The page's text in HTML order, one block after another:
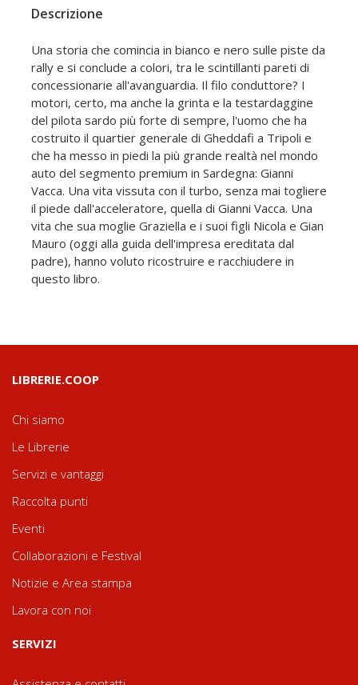
Descrizione
Una storia che comincia in bianco e nero sulle piste da
rally e si conclude a colori, tra le scintillanti pareti di
concessionarie all'avanguardia. Il filo conduttore? I
motori, certo, ma anche la grinta e la testardaggine
del pilota sardo più forte di sempre, l'uomo che ha
costruito il quartier generale di Gheddafi a Tripoli e
che ha messo in piedi la più grande realtà nel mondo
auto del segmento premium in Sardegna: Gianni
Vacca. Una vita vissuta con il turbo, senza mai togliere
il piede dall'acceleratore, quella di Gianni Vacca. Una
vita che sua moglie Graziella e i suoi figli Nicola e Gian
Mauro (oggi alla guida dell'impresa ereditata dal
padre), hanno voluto ricostruire e racchiudere in
questo libro.
LIBRERIE.COOP
Chi siamo
Le Librerie
Servizi e vantaggi
Raccolta punti
Eventi
Collaborazioni e Festival
Notizie e Area stampa
Lavora con noi
SERVIZI